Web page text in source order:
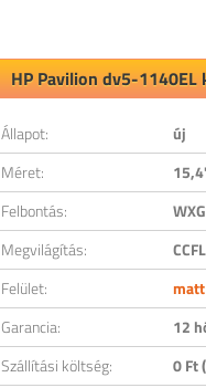
HP Pavilion dv5-
Állapot:
új
Méret:
Felbontás:
Megvilágítás:
CCFL
Felület:
matt
Garancia:
12
Szállítási költség:
0 Ft